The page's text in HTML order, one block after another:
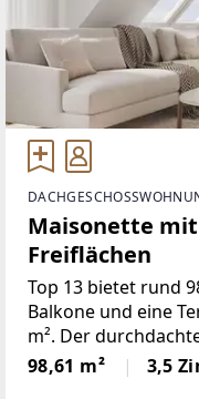
Maisonette
Freiflächen
Top 13 bietet rund
Balkone und eine
m². Der
Zimmer und
gut nutzbaren
98,61 m² 3,5